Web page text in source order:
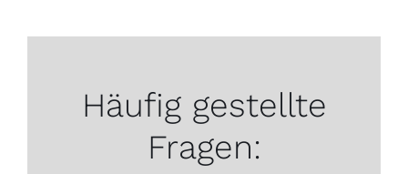
Häufig gestellte
Fragen: